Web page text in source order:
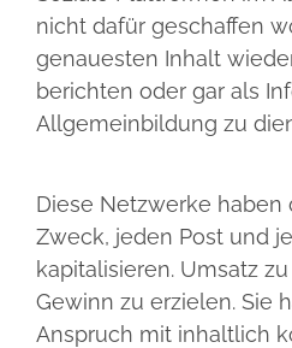
nicht dafür geschaffen
genauesten Inhalt
berichten oder gar als
Allgemeinbildung zu
Diese Netzwerke haben
Zweck, jeden Post und
kapitalisieren. Umsatz
Gewinn zu erzielen. Sie
Anspruch mit inhaltlich